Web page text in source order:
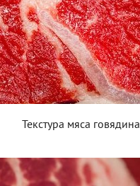
Текстура мяса говядина